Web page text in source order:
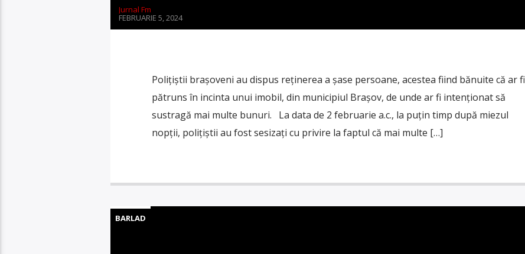
Jurnal Fm
FEBRUARIE 5, 2024
Polițiștii brașoveni au dispus reținerea a șase persoane, acestea fiind bănuite că ar fi
pătruns în incinta unui imobil, din municipiul Brașov, de unde ar fi intenționat să
sustragă mai multe bunuri. La data de 2 februarie a.c., la puțin timp după miezul
nopții, polițiștii au fost sesizați cu privire la faptul că mai multe […]
BARLAD